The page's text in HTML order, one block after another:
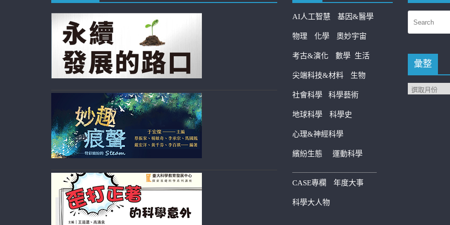
AI人工智慧 基因&醫學
物理 化學 奧妙宇宙
考古&演化 數學 生活
尖端科技&材料 生物
社會科學 科學藝術
地球科學 科學史
心理&神經科學
繽紛生態 運動科學
————————————
CASE專欄 年度大事
科學大人物
彙整